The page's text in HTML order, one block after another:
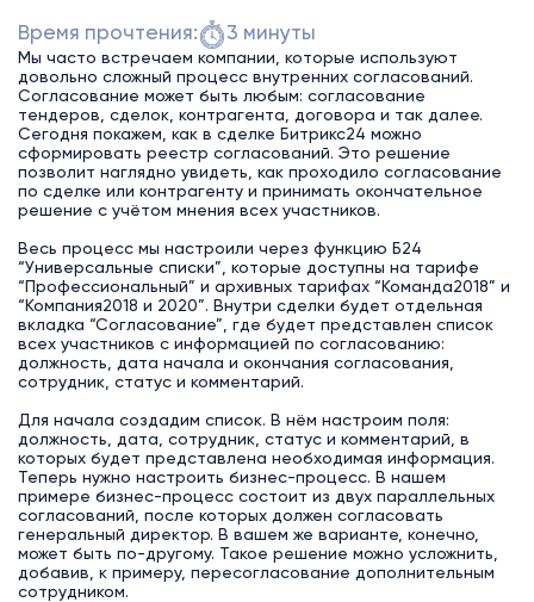
Время прочтения: 3 минуты
Мы часто встречаем компании, которые используют
довольно сложный процесс внутренних согласований.
Согласование может быть любым: согласование
тендеров, сделок, контрагента, договора и так далее.
Сегодня покажем, как в сделке Битрикс24 можно
сформировать реестр согласований. Это решение
позволит наглядно увидеть, как проходило согласование
по сделке или контрагенту и принимать окончательное
решение с учётом мнения всех участников.
Весь процесс мы настроили через функцию Б24
“Универсальные списки”, которые доступны на тарифе
“Профессиональный” и архивных тарифах “Команда2018” и
“Компания2018 и 2020”. Внутри сделки будет отдельная
вкладка “Согласование”, где будет представлен список
всех участников с информацией по согласованию:
должность, дата начала и окончания согласования,
сотрудник, статус и комментарий.
Для начала создадим список. В нём настроим поля:
должность, дата, сотрудник, статус и комментарий, в
которых будет представлена необходимая информация.
Теперь нужно настроить бизнес-процесс. В нашем
примере бизнес-процесс состоит из двух параллельных
согласований, после которых должен согласовать
генеральный директор. В вашем же варианте, конечно,
может быть по-другому. Такое решение можно усложнить,
добавив, к примеру, пересогласование дополнительным
сотрудником.